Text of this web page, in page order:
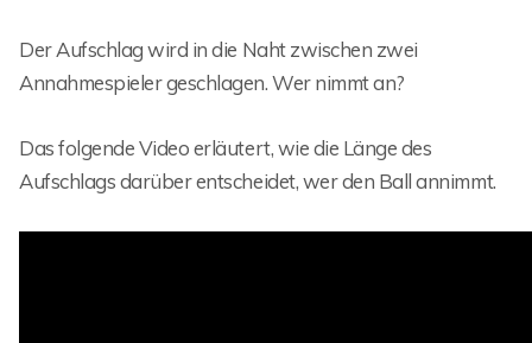
Der Aufschlag wird in die Naht zwischen zwei
Annahmespieler geschlagen. Wer nimmt an?
Das folgende Video erläutert, wie die Länge des
Aufschlags darüber entscheidet, wer den Ball annimmt.